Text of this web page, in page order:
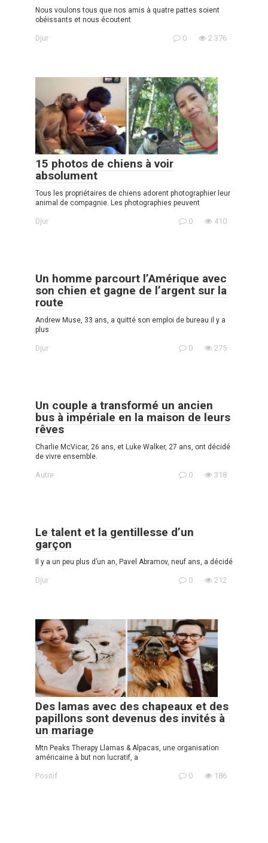
Nous voulons tous que nos amis à quatre pattes soient
obéissants et nous écoutent
Djur 0 2 376
15 photos de chiens à voir
absolument
Tous les propriétaires de chiens adorent photographier leur
animal de compagnie. Les photographies peuvent
Djur 0 410
Un homme parcourt l’Amérique avec
son chien et gagne de l’argent sur la
route
Andrew Muse, 33 ans, a quitté son emploi de bureau il y a
plus
Djur 0 275
Un couple a transformé un ancien
bus à impériale en la maison de leurs
rêves
Charlie McVicar, 26 ans, et Luke Walker, 27 ans, ont décidé
de vivre ensemble.
Autre 0 318
Le talent et la gentillesse d’un
garçon
Il y a un peu plus d’un an, Pavel Abramov, neuf ans, a décidé
Djur 0 212
Des lamas avec des chapeaux et des
papillons sont devenus des invités à
un mariage
Mtn Peaks Therapy Llamas & Alpacas, une organisation
américaine à but non lucratif, a
Positif 0 186